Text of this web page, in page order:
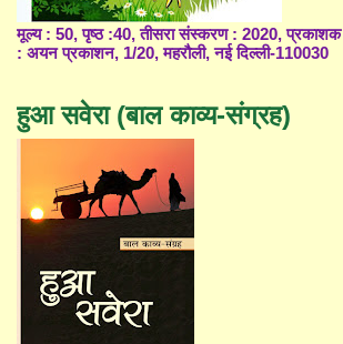
मूल्य : 50, पृष्ठ :40, तीसरा संस्करण : 2020, प्रकाशक
: अयन प्रकाशन, 1/20, महरौली, नई दिल्ली-110030
हुआ सवेरा (बाल काव्य-संग्रह)